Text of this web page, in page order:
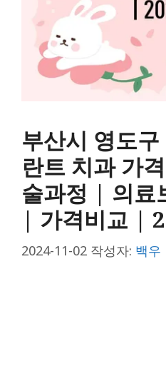
부산시 영도
란트 치과 가
술과정 | 의료
| 가격비교 |
2024-11-02 작성자: 백우